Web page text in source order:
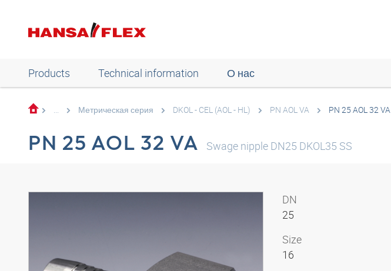
Products Technical information О нас
... Метрическая серия DKOL - CEL (AOL - HL) PN AOL VA PN 25 AOL 32 VA
PN 25 AOL 32 VA Swage nipple DN25 DKOL35 SS
DN
25
Size
16